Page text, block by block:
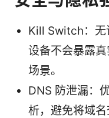
Kill Switch：无
设备不会暴露
场景。
DNS 防泄漏：
析，避免将域